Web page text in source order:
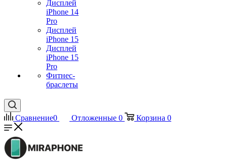
Дисплей
iPhone 14
Pro
Дисплей
iPhone 15
Дисплей
iPhone 15
Pro
Фитнес-
браслеты
Сравнение0 Отложенные 0 Корзина 0